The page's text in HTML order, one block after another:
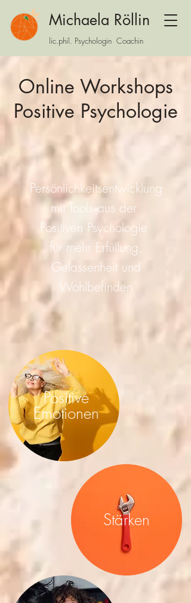
Michaela Röllin
lic.phil. Psychologin Coachin
Online Workshops
Positive Psychologie
Persönlichkeitsentwicklung
mit Tools aus der
Positiven Psychologie
für mehr Erfüllung,
Gelassenheit und
Wohlbefinden
Positive
Emotionen
Stärken